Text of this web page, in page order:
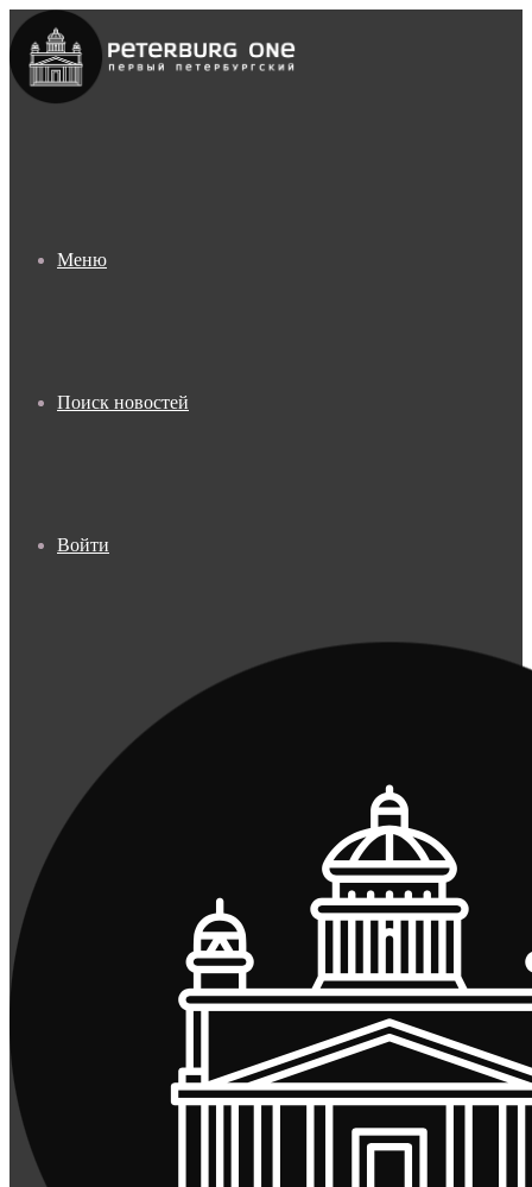
Меню
Поиск новостей
Войти